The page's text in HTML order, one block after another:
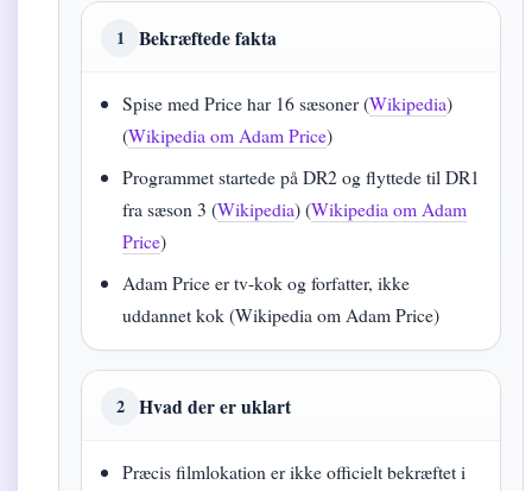
1 Bekræftede fakta
Spise med Price har 16 sæsoner (Wikipedia)
(Wikipedia om Adam Price)
Programmet startede på DR2 og flyttede til DR1
fra sæson 3 (Wikipedia) (Wikipedia om Adam
Price)
Adam Price er tv-kok og forfatter, ikke
uddannet kok (Wikipedia om Adam Price)
2 Hvad der er uklart
Præcis filmlokation er ikke officielt bekræftet i